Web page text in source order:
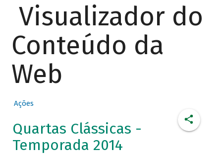
Visualizador do
Conteúdo da
Web
Ações
Quartas Clássicas -
Temporada 2014